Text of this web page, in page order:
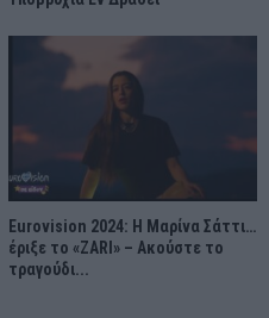
Eurovision 2024: Η Μαρίνα Σάττι…
έριξε το «ZARI» – Ακούστε το
τραγούδι...